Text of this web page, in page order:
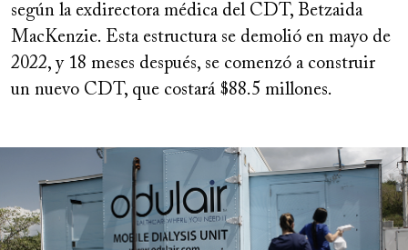
según la exdirectora médica del CDT, Betzaida
MacKenzie. Esta estructura se demolió en mayo de
2022, y 18 meses después, se comenzó a construir
un nuevo CDT, que costará $88.5 millones.